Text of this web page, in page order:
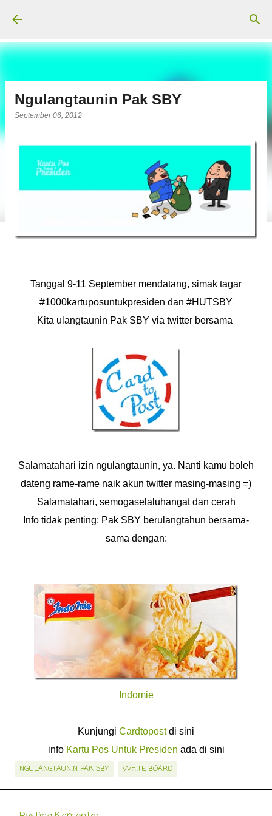
Ngulangtaunin Pak SBY
September 06, 2012
Tanggal 9-11 September mendatang, simak tagar
#1000kartuposuntukpresiden dan #HUTSBY
Kita ulangtaunin Pak SBY via twitter bersama
Salamatahari izin ngulangtaunin, ya. Nanti kamu boleh
dateng rame-rame naik akun twitter masing-masing =)
Salamatahari, semogaselaluhangat dan cerah
Info tidak penting: Pak SBY berulangtahun bersama-
sama dengan:
Indomie
Kunjungi Cardtopostdi sini
info Kartu Pos Untuk Presiden ada di sini
NGULANGTAUNIN PAK SBY WHITE BOARD